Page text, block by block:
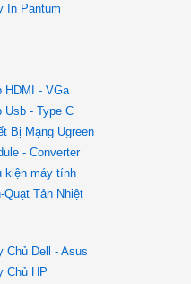
In Pantum
HDMI - VGa
Usb - Type C
Bị Mạng Ugreen
- Converter
kiện máy tính
Quạt Tản Nhiệt
Chủ Dell - Asus
Chủ HP